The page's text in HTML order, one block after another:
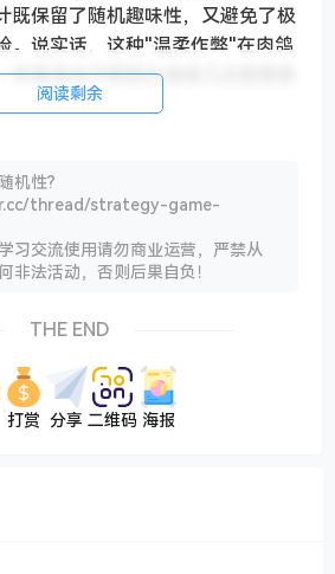
既保留了随机趣味性，又避免了极
。说实话，这种"温柔作弊"在肉鸽
竟谁也不想因为连续几次脸黑就
一种聪明的装备系统：虽然掉落是
通过击杀特定敌人或探索特殊区域
出现概率。数据统计显示，这
游戏进程产生了实质性影响。开发
计让玩家留存率提升了27%。
斯科》的时候，它家的技能检定系
这种"有意义的随机"，让运气不
阅读剩余
机性?
thread/strategy-game-
习交流使用请勿商业运营，严禁从
非法活动，否则后果自负！
THE END
打赏 分享 二维码 海报